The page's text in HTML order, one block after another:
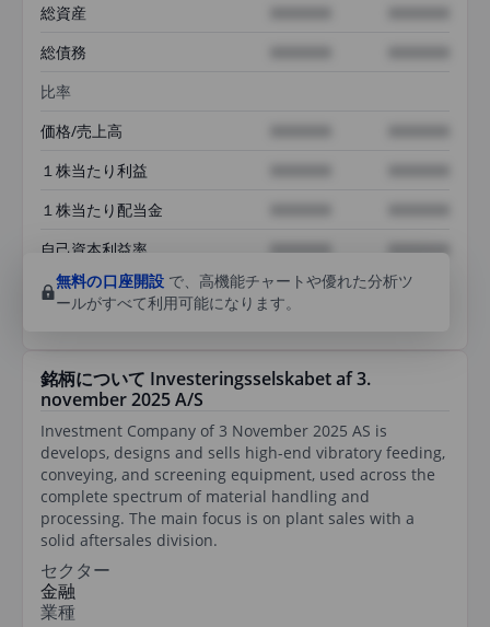
総資産
総債務
比率
価格/売上高
１株当たり利益
１株当たり配当金
自己資本利益率
XXXXXXX
XXXXXXX
無料の口座開設 で、高機能チャートや優れた分析ツ
ールがすべて利用可能になります。
銘柄について Investeringsselskabet af 3.
november 2025 A/S
Investment Company of 3 November 2025 AS is
develops, designs and sells high-end vibratory feeding,
conveying, and screening equipment, used across the
complete spectrum of material handling and
processing. The main focus is on plant sales with a
solid aftersales division.
セクター
金融
業種